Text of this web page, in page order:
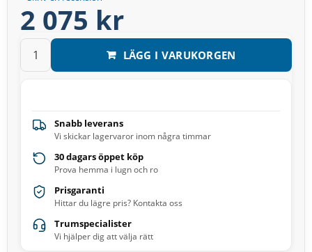
2 075 kr
LÄGG I VARUKORGEN
Snabb leverans
Vi skickar lagervaror inom några timmar
30 dagars öppet köp
Prova hemma i lugn och ro
Prisgaranti
Hittar du lägre pris? Kontakta oss
Trumspecialister
Vi hjälper dig att välja rätt